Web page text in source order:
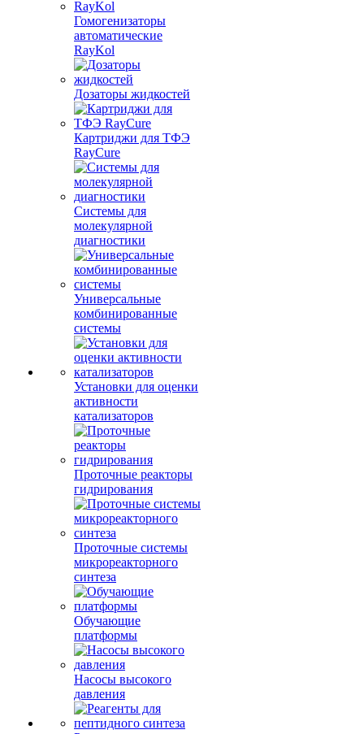
Гомогенизаторы
автоматические
RayKol
Дозаторы жидкостей
Картриджи для ТФЭ
RayCure
Системы для
молекулярной
диагностики
Универсальные
комбинированные
системы
Установки для оценки
активности
катализаторов
Проточные реакторы
гидрирования
Проточные системы
микрореакторного
синтеза
Обучающие
платформы
Насосы высокого
давления